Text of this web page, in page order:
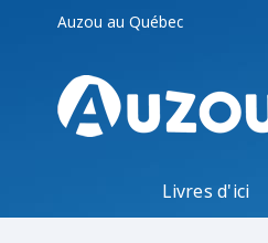
Auzou au Québec
Livres d'ici